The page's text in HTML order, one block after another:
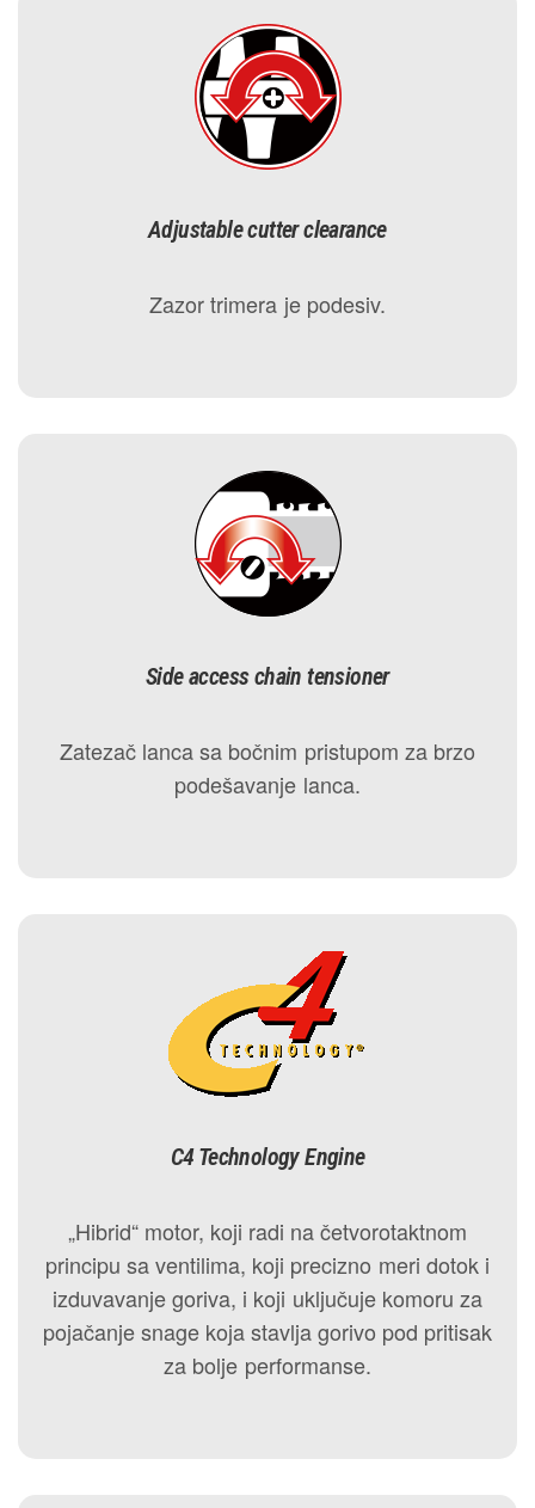
Adjustable cutter clearance
Zazor trimera je podesiv.
Side access chain tensioner
Zatezač lanca sa bočnim pristupom za brzo
podešavanje lanca.
C4 Technology Engine
„Hibrid“ motor, koji radi na četvorotaktnom
principu sa ventilima, koji precizno meri dotok i
izduvavanje goriva, i koji uključuje komoru za
pojačanje snage koja stavlja gorivo pod pritisak
za bolje performanse.